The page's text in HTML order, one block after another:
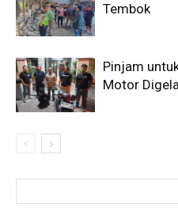
Tembok
Pinjam
Motor